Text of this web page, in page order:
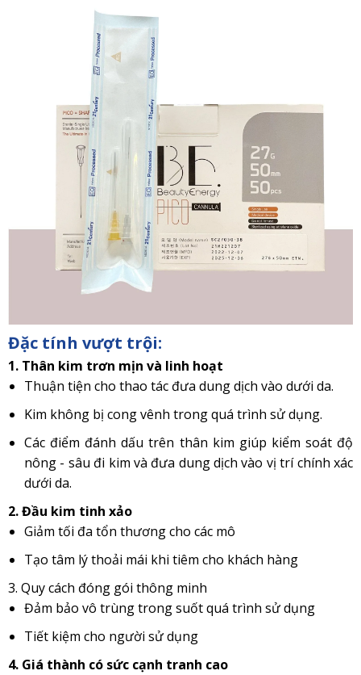
Đặc tính vượt trội:
1. Thân kim trơn mịn và linh hoạt
Thuận tiện cho thao tác đưa dung dịch vào dưới da.
Kim không bị cong vênh trong quá trình sử dụng.
Các điểm đánh dấu trên thân kim giúp kiểm soát độ
nông - sâu đi kim và đưa dung dịch vào vị trí chính xác
dưới da.
2. Đầu kim tinh xảo
Giảm tối đa tổn thương cho các mô
Tạo tâm lý thoải mái khi tiêm cho khách hàng
3. Quy cách đóng gói thông minh
Đảm bảo vô trùng trong suốt quá trình sử dụng
Tiết kiệm cho người sử dụng
4. Giá thành có sức cạnh tranh cao